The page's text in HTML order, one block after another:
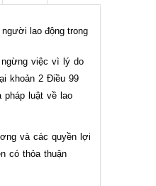
lao động trong
ngừng việc vì lý do
khoản 2 Điều 99
pháp luật về lao
và các quyền lợi
có thỏa thuận